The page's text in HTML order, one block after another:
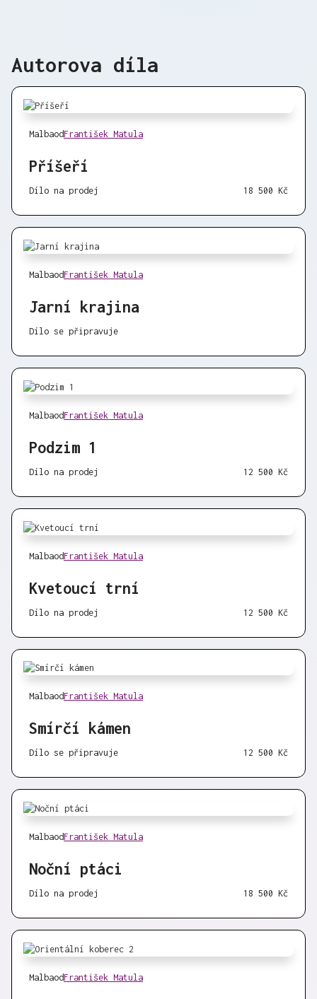
Autorova díla
MalbaodFrantišek Matula
Příšeří
Dílo na prodej 18 500 Kč
MalbaodFrantišek Matula
Jarní krajina
Dílo se připravuje
MalbaodFrantišek Matula
Podzim 1
Dílo na prodej 12 500 Kč
MalbaodFrantišek Matula
Kvetoucí trní
Dílo na prodej 12 500 Kč
MalbaodFrantišek Matula
Smírčí kámen
Dílo se připravuje 12 500 Kč
MalbaodFrantišek Matula
Noční ptáci
Dílo na prodej 18 500 Kč
MalbaodFrantišek Matula